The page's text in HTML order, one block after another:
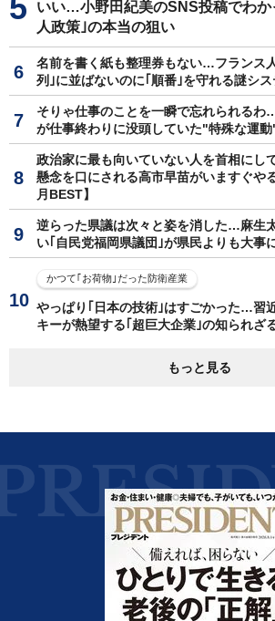
いい…小野田紀美のSNS投稿でわか
人政策｣の本当の狙い
名前を書く紙も整理券もない…フランス
列｣に並ばないのに｢順番｣を守れる謎シス
そりゃ仕事のことを一瞬で忘れられるわ
が仕事終わりに没頭していた"特殊な運
政治家に最も向いていない人を首相にし
懸念を口にされる高市早苗がいますぐや
月BEST】
逆らった県議は次々と姿を消した…麻生
い｢自民党福岡県議団｣が県民よりも大事
かつて｢お荷物｣だった防衛産業
やっぱり｢日本の技術｣はすごかった…習
キーが熱望する｢超巨大企業｣の知られざ
もっと見る